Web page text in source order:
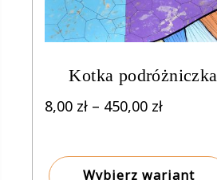
Kotka podróżniczka
8,00 zł – 450,00 złZakres
Wybierz wariant